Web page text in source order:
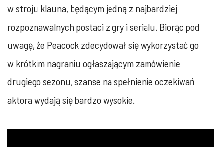
w stroju klauna, będącym jedną z najbardziej
rozpoznawalnych postaci z gry i serialu. Biorąc pod
uwagę, że Peacock zdecydował się wykorzystać go
w krótkim nagraniu ogłaszającym zamówienie
drugiego sezonu, szanse na spełnienie oczekiwań
aktora wydają się bardzo wysokie.